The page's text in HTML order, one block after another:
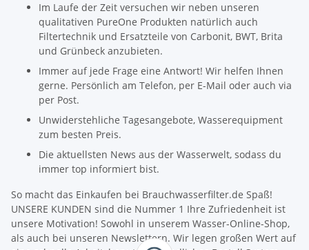
Im Laufe der Zeit versuchen wir neben unseren
qualitativen PureOne Produkten natürlich auch
Filtertechnik und Ersatzteile von Carbonit, BWT, Brita
und Grünbeck anzubieten.
Immer auf jede Frage eine Antwort! Wir helfen Ihnen
gerne. Persönlich am Telefon, per E-Mail oder auch via
per Post.
Unwiderstehliche Tagesangebote, Wasserequipment
zum besten Preis.
Die aktuellsten News aus der Wasserwelt, sodass du
immer top informiert bist.
So macht das Einkaufen bei Brauchwasserfilter.de Spaß!
UNSERE KUNDEN sind die Nummer 1 Ihre Zufriedenheit ist
unsere Motivation! Sowohl in unserem Wasser-Online-Shop,
als auch bei unseren Newslettern. Wir legen großen Wert auf